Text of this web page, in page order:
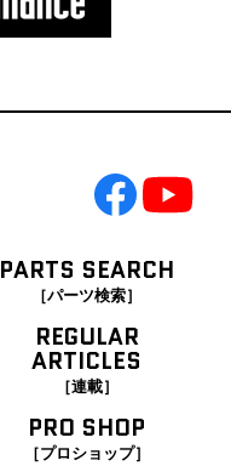
PARTS SEARCH
［パーツ検索］
REGULAR
ARTICLES
［連載］
PRO SHOP
［プロショップ］